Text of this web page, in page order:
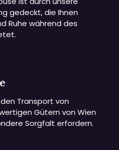
gedeckt, die Ihnen
Ruhe während des
Transport von
Gütern von Wien
Sorgfalt erfordern.